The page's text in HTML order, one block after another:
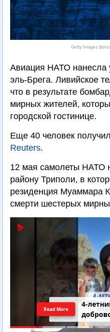
Getty Images
Авиация НАТО нанесла
эль-Брега. Ливийское
что в результате
мирных жителей,
городской гостинице.
Еще 40 человек
Reuters.
12 мая самолеты НАТО
району Триполи, в
резиденция Муаммара
смерти шестерых
4-
Read More